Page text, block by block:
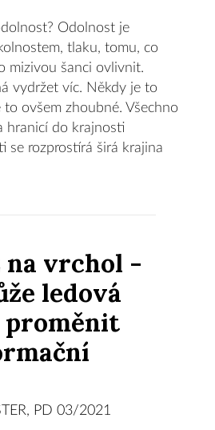
Odolnost je
tlaku, tomu, co
mizivou šanci ovlivnit.
vydržet víc. Někdy je to
ovšem zhoubné. Všechno
hranicí do krajnosti
se rozprostírá širá krajina
na vrchol -
ledová
proměnit
PD 03/2021